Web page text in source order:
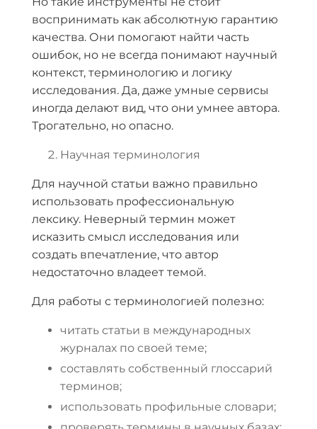
воспринимать как абсолютную гарантию
качества. Они помогают найти часть
ошибок, но не всегда понимают научный
контекст, терминологию и логику
исследования. Да, даже умные сервисы
иногда делают вид, что они умнее автора.
Трогательно, но опасно.
Научная терминология
Для научной статьи важно правильно
использовать профессиональную
лексику. Неверный термин может
исказить смысл исследования или
создать впечатление, что автор
недостаточно владеет темой.
Для работы с терминологией полезно:
читать статьи в международных
журналах по своей теме;
составлять собственный глоссарий
терминов;
использовать профильные словари;